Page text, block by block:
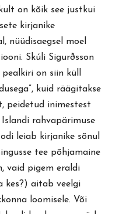
on kõik see justkui
kirjanike
nüüdisaegsel moel
Skúli Sigurðsson
on siin küll
kuid räägitakse
peidetud inimestest
rahvapärimuse
leiab kirjanike sõnul
tee põhjamaine
vaid pigem eraldi
kes?) aitab veelgi
loomisele. Või